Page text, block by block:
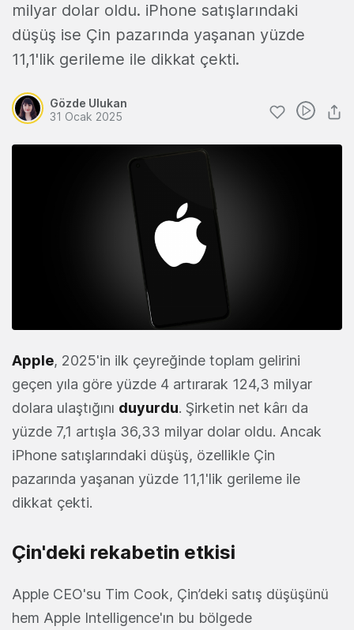
milyar dolar oldu. iPhone satışlarındaki
düşüş ise Çin pazarında yaşanan yüzde
11,1'lik gerileme ile dikkat çekti.
Gözde Ulukan
31 Ocak 2025
Apple, 2025'in ilk çeyreğinde toplam gelirini
geçen yıla göre yüzde 4 artırarak 124,3 milyar
dolara ulaştığını duyurdu. Şirketin net kârı da
yüzde 7,1 artışla 36,33 milyar dolar oldu. Ancak
iPhone satışlarındaki düşüş, özellikle Çin
pazarında yaşanan yüzde 11,1'lik gerileme ile
dikkat çekti.
Çin'deki rekabetin etkisi
Apple CEO'su Tim Cook, Çin’deki satış düşüşünü
hem Apple Intelligence'ın bu bölgede